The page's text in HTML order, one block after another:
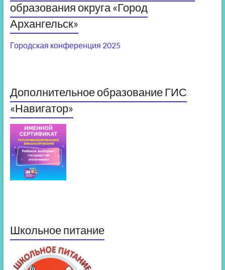
образования округа «Город
Архангельск»
Городская конференция 2025
Дополнительное образование ГИС
«Навигатор»
Школьное питание